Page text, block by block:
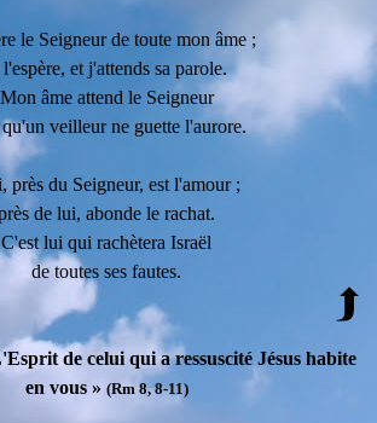
le Seigneur de toute mon âme ;
et j'attends sa parole.
Mon âme attend le Seigneur
veilleur ne guette l'aurore.
près du Seigneur, est l'amour ;
de lui, abonde le rachat.
C'est lui qui rachètera Israël
de toutes ses fautes.
de celui qui a ressuscité Jésus habite
en vous » (Rm 8, 8-11)